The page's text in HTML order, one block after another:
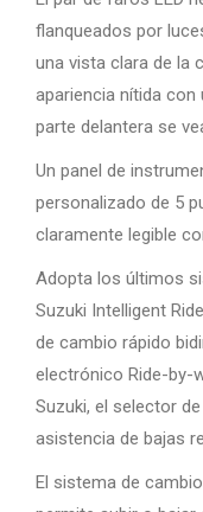
flanqueados por
una vista clara de la
apariencia nítida
parte delantera se
Un panel de
personalizado de 5
claramente legible
Adopta los últimos
Suzuki Intelligent
de cambio rápido
electrónico Ride-by-
Suzuki, el selector
asistencia de bajas
El sistema de